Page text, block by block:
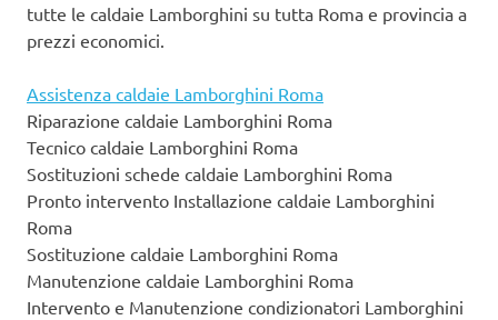
tutte le caldaie Lamborghini su tutta Roma e provincia a
prezzi economici.
Assistenza caldaie Lamborghini Roma
Riparazione caldaie Lamborghini Roma
Tecnico caldaie Lamborghini Roma
Sostituzioni schede caldaie Lamborghini Roma
Pronto intervento Installazione caldaie Lamborghini
Roma
Sostituzione caldaie Lamborghini Roma
Manutenzione caldaie Lamborghini Roma
Intervento e Manutenzione condizionatori Lamborghini